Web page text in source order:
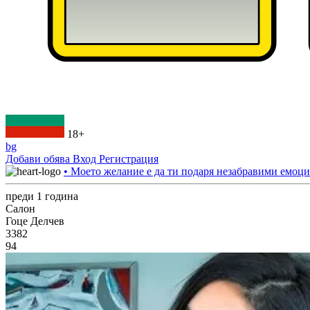
18+
bg
Добави обява Вход Регистрация
• Моето желание е да ти подаря незабравими
преди 1 година
Салон
Гоце Делчев
3382
94